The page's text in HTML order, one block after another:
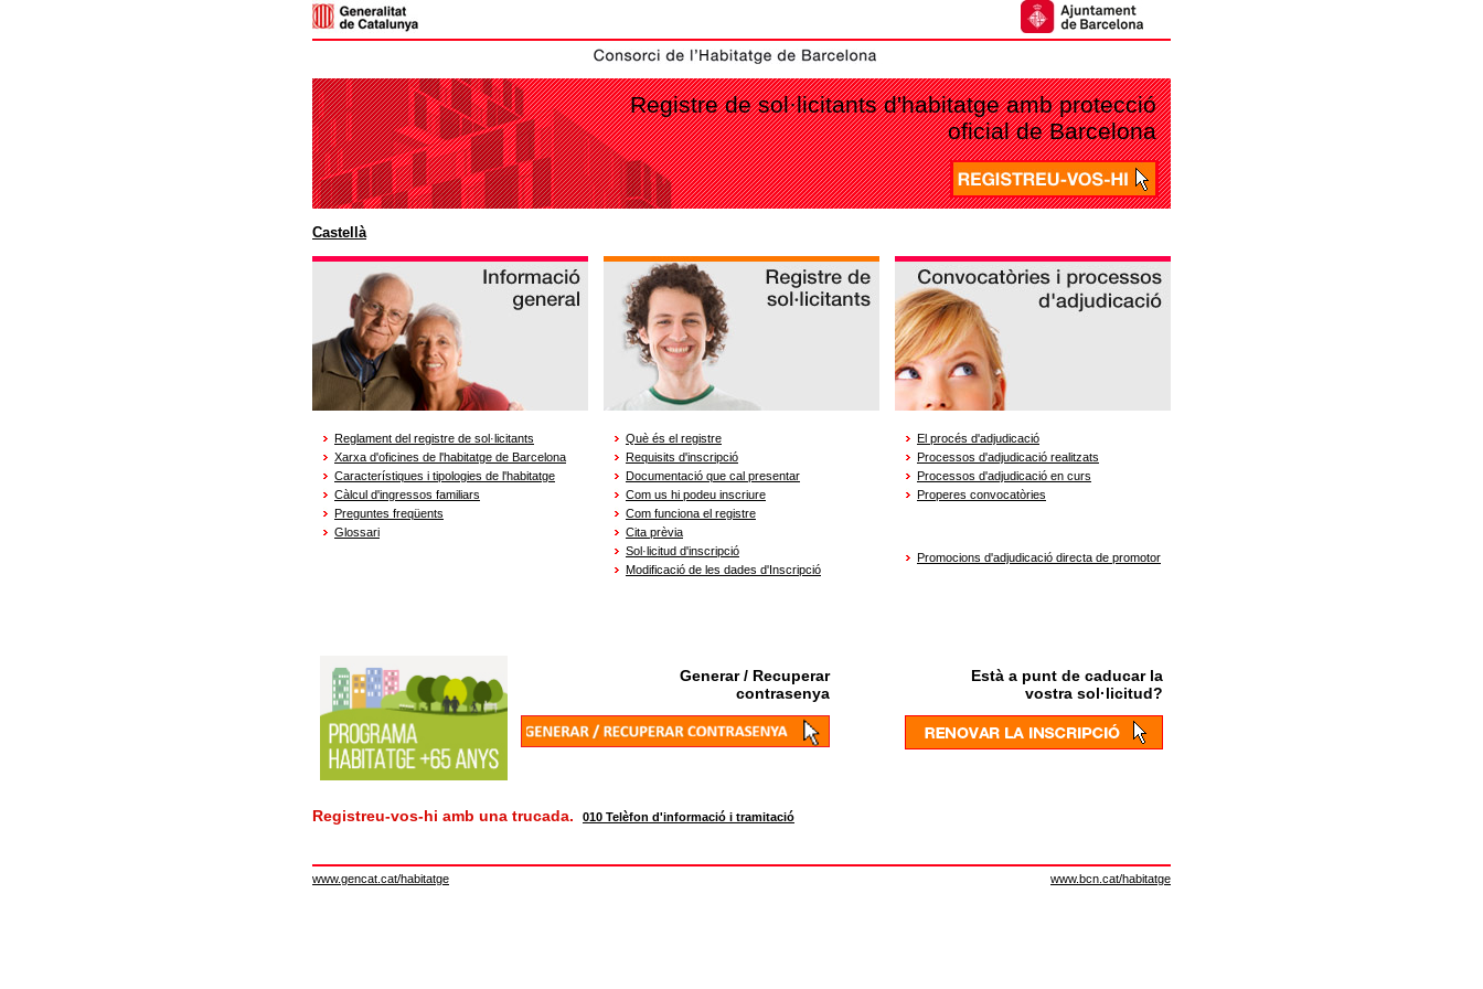
Registre de sol·licitants d'habitatge amb protecció
oficial de Barcelona
Castellà
Reglament del registre de sol·licitants
Xarxa d'oficines de l'habitatge de Barcelona
Característiques i tipologies de l'habitatge
Càlcul d'ingressos familiars
Preguntes freqüents
Glossari
Què és el registre
Requisits d'inscripció
Documentació que cal presentar
Com us hi podeu inscriure
Com funciona el registre
Cita prèvia
Sol·licitud d'inscripció
Modificació de les dades d'Inscripció
El procés d'adjudicació
Processos d'adjudicació realitzats
Processos d'adjudicació en curs
Properes convocatòries
Promocions d'adjudicació directa de promotor
Generar / Recuperar
contrasenya
Està a punt de caducar la
vostra sol·licitud?
Registreu-vos-hi amb una trucada. 010 Telèfon d'informació i tramitació
www.gencat.cat/habitatge www.bcn.cat/habitatge